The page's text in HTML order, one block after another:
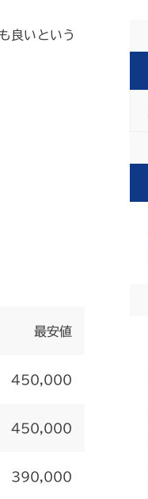
良いという
最安値
450,000
450,000
390,000
リ